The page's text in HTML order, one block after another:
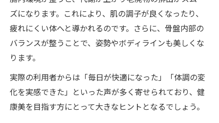
ズになります。これにより、肌の調子が良くなったり、
疲れにくい体へと導かれるのです。さらに、骨盤内部の
バランスが整うことで、姿勢やボディラインも美しくな
ります。
実際の利用者からは「毎日が快適になった」「体調の変
化を実感できた」といった声が多く寄せられており、健
康美を目指す方にとって大きなヒントとなるでしょう。